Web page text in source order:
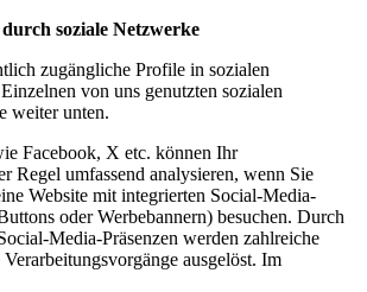
soziale Netzwerke
zugängliche Profile in sozialen
von uns genutzten sozialen
weiter unten.
Facebook, X etc. können Ihr
Regel umfassend analysieren, wenn Sie
Website mit integrierten Social-Media-
oder Werbebannern) besuchen. Durch
Media-Präsenzen werden zahlreiche
ausgelöst. Im